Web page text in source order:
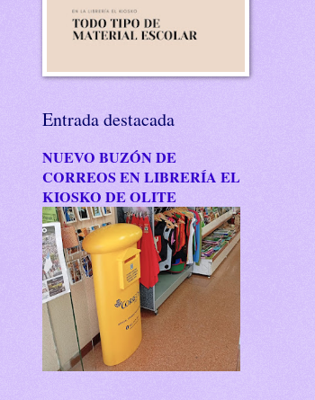
Entrada destacada
NUEVO BUZÓN DE
CORREOS EN LIBRERÍA EL
KIOSKO DE OLITE